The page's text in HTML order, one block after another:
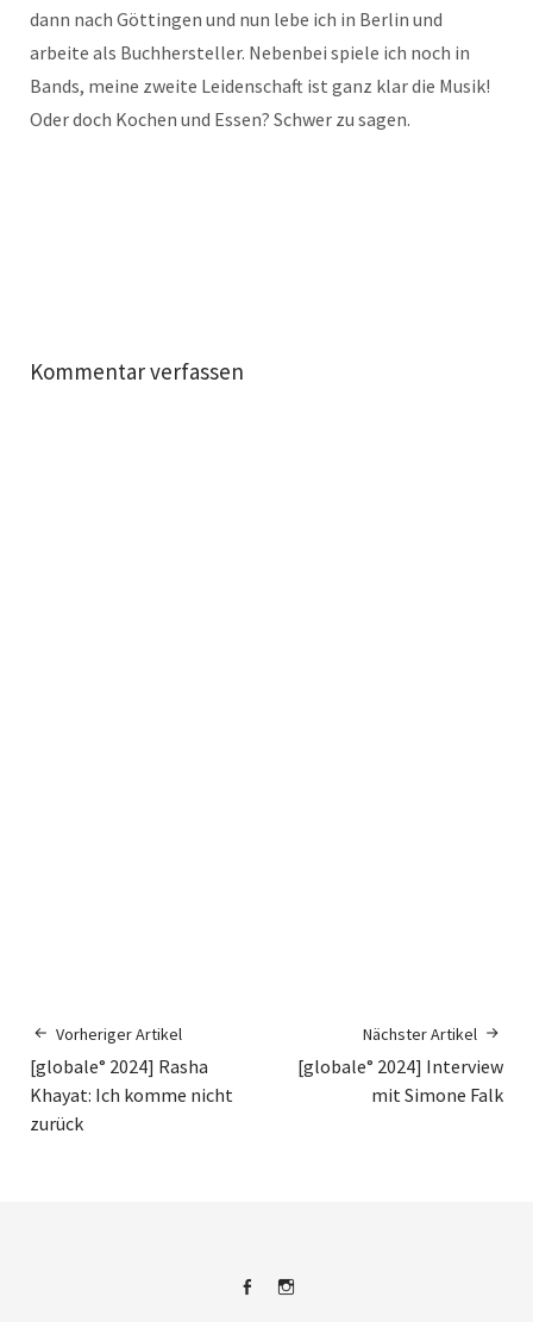
dann nach Göttingen und nun lebe ich in Berlin und
arbeite als Buchhersteller. Nebenbei spiele ich noch in
Bands, meine zweite Leidenschaft ist ganz klar die Musik!
Oder doch Kochen und Essen? Schwer zu sagen.
Kommentar verfassen
Vorheriger Artikel
[globale° 2024] Rasha
Khayat: Ich komme nicht
zurück
Nächster Artikel
[globale° 2024] Interview
mit Simone Falk